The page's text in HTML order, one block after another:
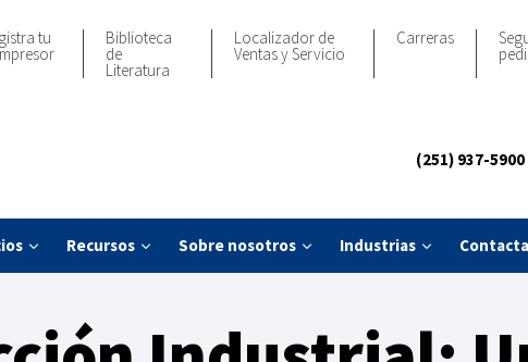
tu Biblioteca
de
Literatura
Localizador de
Ventas y Servicio
Carreras
(251) 937-5900
Recursos Sobre nosotros Industrias